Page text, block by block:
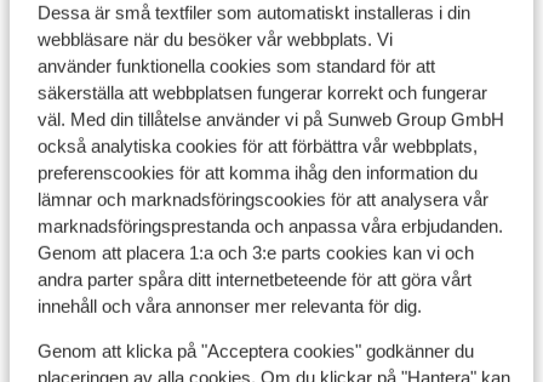
Dessa är små textfiler som automatiskt installeras i din
webbläsare när du besöker vår webbplats. Vi
använder funktionella cookies som standard för att
säkerställa att webbplatsen fungerar korrekt och fungerar
väl. Med din tillåtelse använder vi på Sunweb Group GmbH
också analytiska cookies för att förbättra vår webbplats,
preferenscookies för att komma ihåg den information du
lämnar och marknadsföringscookies för att analysera vår
marknadsföringsprestanda och anpassa våra erbjudanden.
Genom att placera 1:a och 3:e parts cookies kan vi och
andra parter spåra ditt internetbeteende för att göra vårt
innehåll och våra annonser mer relevanta för dig.
Genom att klicka på "Acceptera cookies" godkänner du
placeringen av alla cookies. Om du klickar på "Hantera" kan
utsökt måltid i restaurangen eller njut av en
uppfriskande drink i den mysiga baren.
Vad våra gäster tycker
Det här är 100 % äkta kundrecensioner som verkligen
speglar deras upplevelser av vår produkt.
Mer om recensioner